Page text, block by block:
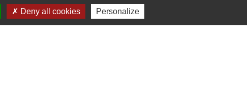
Deny all cookies Personalize